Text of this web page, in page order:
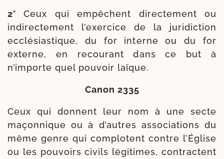
2° Ceux qui empêchent direc­te­ment ou
indi­rec­te­ment l’exercice de la juri­dic­tion
ecclé­sias­tique, du for interne ou du for
externe, en recou­rant dans ce but à
n’importe quel pou­voir laïque.
Canon 2335
Ceux qui donnent leur nom à une secte
maçon­nique ou à d’autres asso­cia­tions du
même genre qui com­plotent contre l’Église
ou les pou­voirs civils légi­times, contractent